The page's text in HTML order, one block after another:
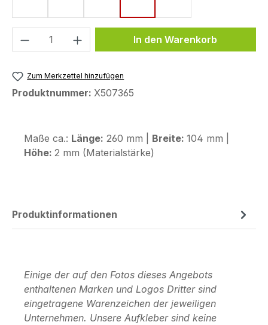
Produkt Anzahl: Gib denIn den Warenkorb
Zum Merkzettel hinzufügen
Produktnummer: X507365
Maße ca.: Länge: 260 mm | Breite: 104 mm |
Höhe: 2 mm (Materialstärke)
Produktinformationen
Einige der auf den Fotos dieses Angebots
enthaltenen Marken und Logos Dritter sind
eingetragene Warenzeichen der jeweiligen
Unternehmen. Unsere Aufkleber sind keine